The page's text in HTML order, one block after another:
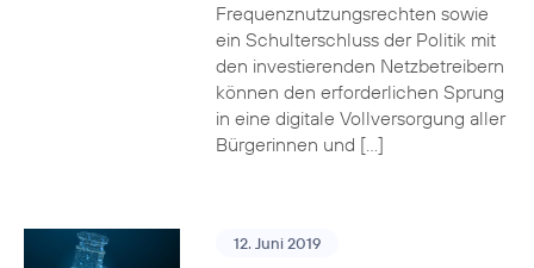
Frequenznutzungsrechten sowie
ein Schulterschluss der Politik mit
den investierenden Netzbetreibern
können den erforderlichen Sprung
in eine digitale Vollversorgung aller
Bürgerinnen und […]
12. Juni 2019